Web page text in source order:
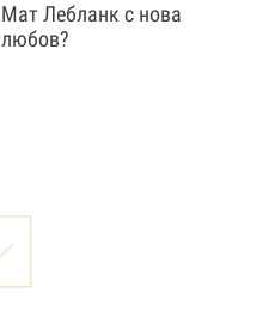
Мат Лебланк с нова
любов?